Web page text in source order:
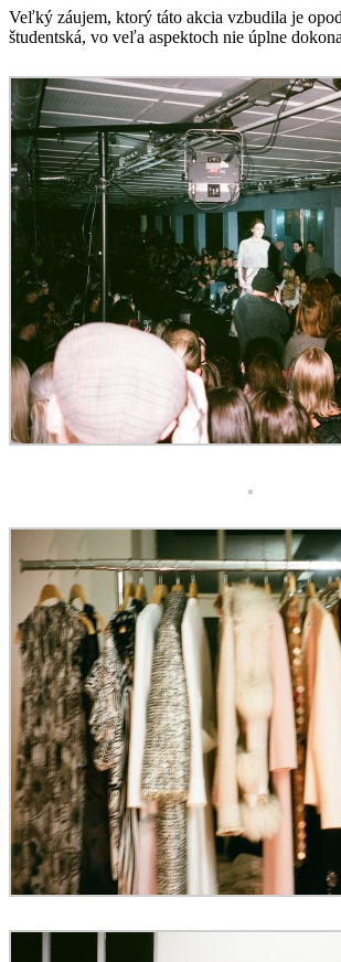
Veľký záujem, ktorý táto akcia vzbudila je
študentská, vo veľa aspektoch nie úplne